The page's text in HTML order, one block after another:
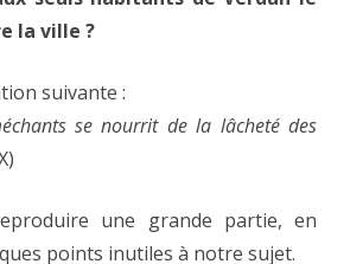
la ville ?
suivante :
se nourrit de la lâcheté des
une grande partie, en
points inutiles à notre sujet.